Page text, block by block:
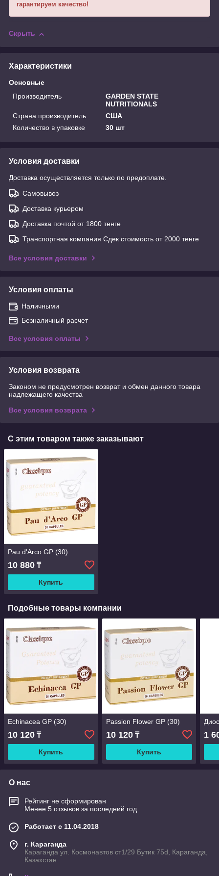
гарантируем качество!
Скрыть
Характеристики
Основные
Производитель
GARDEN STATE
NUTRITIONALS
Страна производитель
США
Количество в упаковке
30 шт
Условия доставки
Доставка осуществляется только по предоплате.
Самовывоз
Доставка курьером
Доставка почтой от 1800 тенге
Транспортная компания Сдек стоимость от 2000 тенге
Все условия доставки
Условия оплаты
Наличными
Безналичный расчет
Все условия оплаты
Условия возврата
Законом не предусмотрен возврат и обмен данного товара
надлежащего качества
Все условия возврата
С этим товаром также заказывают
Pau d'Arco GP (30)
10 880 ₸
Купить
Подобные товары компании
Echinacea GP (30)
10 120 ₸
Купить
Passion Flower GP (30)
10 120₸
Купить
1
О нас
Рейтинг не сформирован
Менее 5 отзывов за последний год
Работает с 11.04.2018
г. Караганда
Караганда ул. Космонавтов ст1/29 Бутик 75d, Караганда,
Казахстан